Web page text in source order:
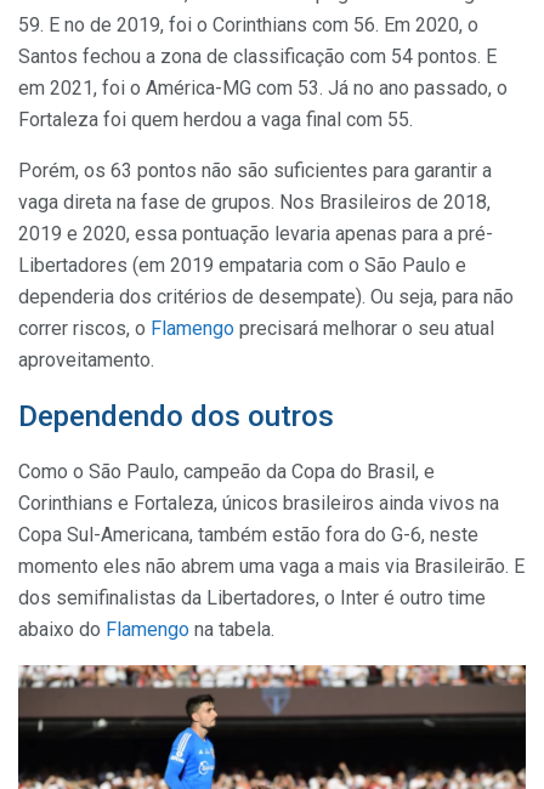
59. E no de 2019, foi o Corinthians com 56. Em 2020, o
Santos fechou a zona de classificação com 54 pontos. E
em 2021, foi o América-MG com 53. Já no ano passado, o
Fortaleza foi quem herdou a vaga final com 55.
Porém, os 63 pontos não são suficientes para garantir a
vaga direta na fase de grupos. Nos Brasileiros de 2018,
2019 e 2020, essa pontuação levaria apenas para a pré-
Libertadores (em 2019 empataria com o São Paulo e
dependeria dos critérios de desempate). Ou seja, para não
correr riscos, o Flamengo precisará melhorar o seu atual
aproveitamento.
Dependendo dos outros
Como o São Paulo, campeão da Copa do Brasil, e
Corinthians e Fortaleza, únicos brasileiros ainda vivos na
Copa Sul-Americana, também estão fora do G-6, neste
momento eles não abrem uma vaga a mais via Brasileirão. E
dos semifinalistas da Libertadores, o Inter é outro time
abaixo do Flamengo na tabela.